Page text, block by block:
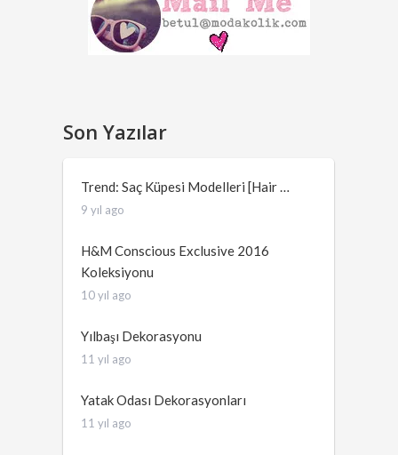
Son Yazılar
Trend: Saç Küpesi Modelleri [Hair …
9 yıl ago
H&M Conscious Exclusive 2016
Koleksiyonu
10 yıl ago
Yılbaşı Dekorasyonu
11 yıl ago
Yatak Odası Dekorasyonları
11 yıl ago